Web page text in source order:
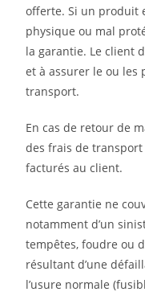
offerte. Si un produit
physique ou mal
la garantie. Le client
et à assurer le ou
transport.
En cas de retour de
des frais de
facturés au client.
Cette garantie ne
notamment d’un
tempêtes, foudre ou
résultant d’une
l’usure normale